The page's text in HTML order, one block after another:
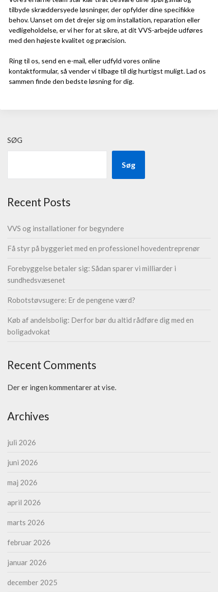
tilbyde skræddersyede løsninger, der opfylder dine specifikke
behov. Uanset om det drejer sig om installation, reparation eller
vedligeholdelse, er vi her for at sikre, at dit VVS-arbejde udføres
med den højeste kvalitet og præcision.
Ring til os, send en e-mail, eller udfyld vores online
kontaktformular, så vender vi tilbage til dig hurtigst muligt. Lad os
sammen finde den bedste løsning for dig.
SØG
Søg
Recent Posts
VVS og installationer for begyndere
Få styr på byggeriet med en professionel hovedentreprenør
Forebyggelse betaler sig: Sådan sparer vi milliarder i
sundhedsvæsenet
Robotstøvsugere: Er de pengene værd?
Køb af andelsbolig: Derfor bør du altid rådføre dig med en
boligadvokat
Recent Comments
Der er ingen kommentarer at vise.
Archives
juli 2026
juni 2026
maj 2026
april 2026
marts 2026
februar 2026
januar 2026
december 2025